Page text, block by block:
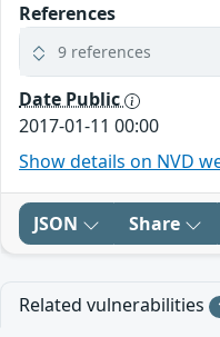
References
9 references
Date Public
2017-01-11 00:00
Show details on NVD
JSON Share
Related vulnerabilities